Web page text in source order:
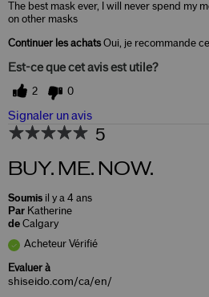
The best mask ever, I will never spend my
on other masks
Continuer les achatsOui, je recommande
Est-ce que cet avis est utile?
2 0
Signaler un avis
5
BUY. ME. NOW.
Soumis il y a 4 ans
Par Katherine
de Calgary
Acheteur Vérifié
Evaluer à
shiseido.com/ca/en/